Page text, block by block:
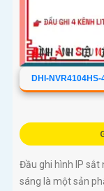
DHI-
Đầu ghi hình IP sắt
sáng là một sản